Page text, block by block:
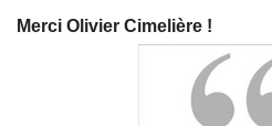
Merci Olivier Cimelière !